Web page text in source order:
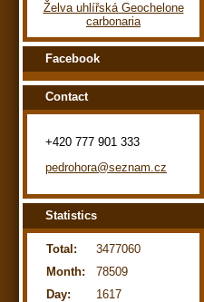
Želva uhlířská Geochelone
carbonaria
Facebook
Contact
+420 777 901 333
pedrohora@seznam.cz
Statistics
Total:
3477060
Month:
78509
Day:
1617